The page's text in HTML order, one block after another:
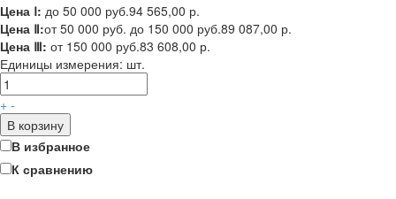
Цена Ⅰ: до 50 000 руб.94 565,00 р.
Цена Ⅱ:от 50 000 руб. до 150 000 руб.89 087,00 р.
Цена Ⅲ: от 150 000 руб.83 608,00 р.
Единицы измерения: шт.
+ -
В корзину
В избранное
К сравнению